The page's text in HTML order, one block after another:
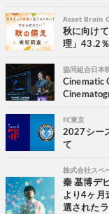
Asset Brain
秋に向け
理」43.2
協同組合日本
Cinematic
FC東京
2027シー
て
株式会社スペ
秦 基博デ
より4ヶ月
選された